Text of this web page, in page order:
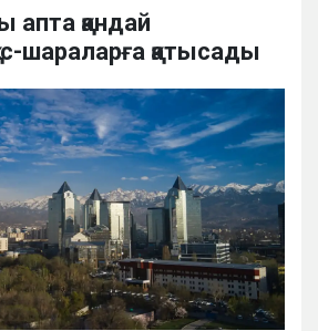
апта қандай
шараларға қатысады